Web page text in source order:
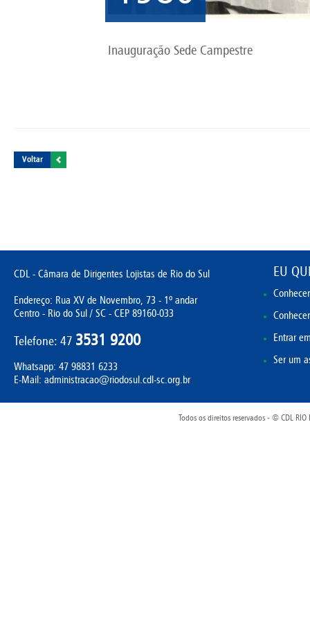
Inauguração Sede Campestre
CDL - Câmara de Dirigentes Lojistas de Rio do Sul
Endereço: Rua XV de Novembro, 73 - 1º andar
Centro - Rio do Sul / SC - CEP 89160-033
Telefone: 47 3531 9200
Whatsapp: 47 98831 6233
E-Mail: administracao@riodosul.cdl-sc.org.br
EU
Entrar
Ser um
Todos os direitos reservados - © CDL RIO